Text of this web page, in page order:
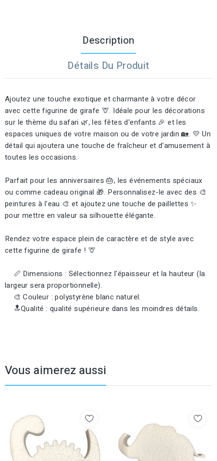
Description
Détails Du Produit
Ajoutez une touche exotique et charmante à votre décor
avec cette figurine de girafe 🦒. Idéale pour les décorations
sur le thème du safari 🌿, les fêtes d'enfants 🎉 et les
espaces uniques de votre maison ou de votre jardin 🏡. 💛 Un
détail qui ajoutera une touche de fraîcheur et d'amusement à
toutes les occasions.
Parfait pour les anniversaires 🎂, les événements spéciaux
ou comme cadeau original 🎁. Personnalisez-le avec des 🎨
peintures à l'eau 🎨 et ajoutez une touche de paillettes ✨
pour mettre en valeur sa silhouette élégante.
Rendez votre espace plein de caractère et de style avec
cette figurine de girafe ! 🦒
📏 Dimensions : Sélectionnez l'épaisseur et la hauteur (la
largeur sera proportionnelle).
🎨 Couleur : polystyrène blanc naturel.
🔝Qualité : qualité supérieure dans les moindres détails.
Vous aimerez aussi